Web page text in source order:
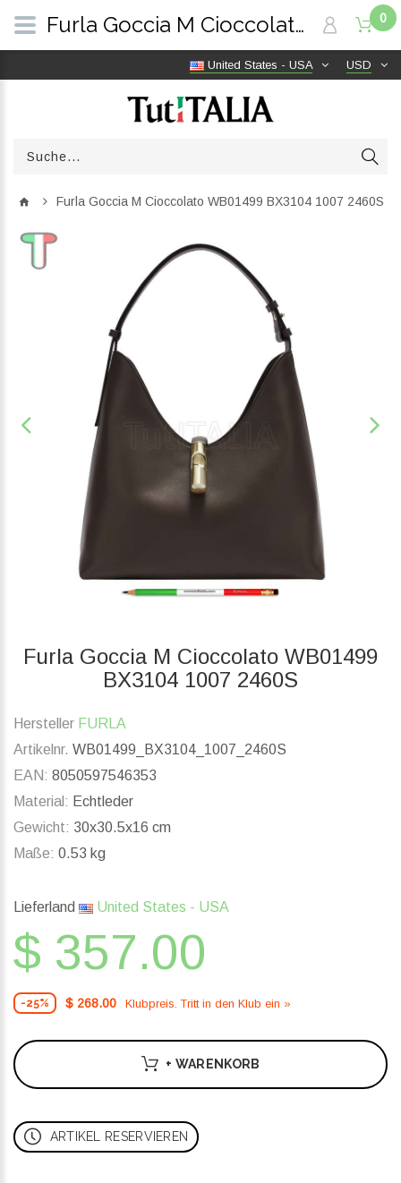
USD
United States - USA
0
Furla Goccia M Cioccolato WB01499 BX3104 1007 2460S
Furla Goccia M Cioccolato WB01499
BX3104 1007 2460S
Hersteller FURLA
Artikelnr. WB01499_BX3104_1007_2460S
EAN: 8050597546353
Material: Echtleder
Gewicht: 30x30.5x16 cm
Maße: 0.53 kg
Lieferland United States - USA
$ 357.00
-25% $ 268.00 Klubpreis. Tritt in den Klub ein »
+ WARENKORB
ARTIKEL RESERVIEREN
Furla Goccia M Cioccolato WB01499 BX3104 1007 2460S | TutITALIA